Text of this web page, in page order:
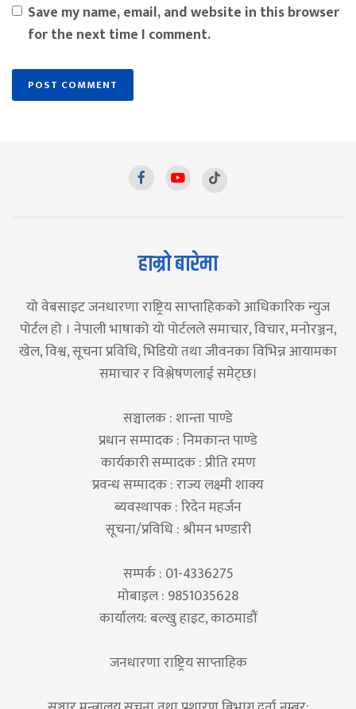
Save my name, email, and website in this browser
for the next time I comment.
हाम्रो बारेमा
यो वेबसाइट जनधारणा राष्ट्रिय साप्ताहिकको आधिकारिक न्युज
पोर्टल हो । नेपाली भाषाको यो पोर्टलले समाचार, विचार, मनोरञ्जन,
खेल, विश्व, सूचना प्रविधि, भिडियो तथा जीवनका विभिन्न आयामका
समाचार र विश्लेषणलाई समेट्छ।
सञ्चालक : शान्ता पाण्डे
प्रधान सम्पादक : निमकान्त पाण्डे
कार्यकारी सम्पादक : प्रीति रमण
प्रवन्ध सम्पादक : राज्य लक्ष्मी शाक्य
ब्यवस्थापक : रिदेन महर्जन
सूचना/प्रविधि : श्रीमन भण्डारी
सम्पर्क : 01-4336275
मोबाइल : 9851035628
कार्यालय: बल्खु हाइट, काठमाडौं
जनधारणा राष्ट्रिय साप्ताहिक